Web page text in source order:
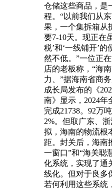
仓储这些商品，是
程。“以前我们从
果，一个集拆箱从
要7-10天。现正在
税’和‘一线铺开’
然不低。”一位正
店的老板称，“海
力、”据海南省商
成长局发布的《
南》显示，2024年
完成21738。92万
2%。但取广东、
拟，海南的物流根
距。封关后，海南
一窗口”和“海关聪
化系统，实现了通
线化。但对于良多
若何利用这些系统